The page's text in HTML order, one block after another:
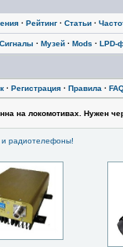
· Рейтинг · Статьи ·
Сигналы · Музей · Mods · LPD-
· Регистрация · Правила ·
на локомотивах. Нужен
и радиотелефоны!